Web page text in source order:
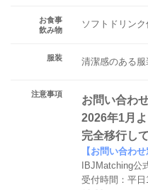
お食事
飲み物
ソフトドリンク
服装 清潔感のある服
注意事項
お問い合わ
2026年1月
完全移行し
【お問い合わせ
IBJMatching公
受付時間：平日